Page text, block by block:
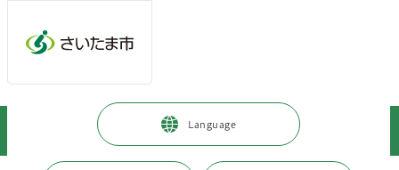
Language
暮らし・手続き > 上下水道・ごみ
家庭で出るごみ・し尿
旧鈴谷清掃工場解体工事について